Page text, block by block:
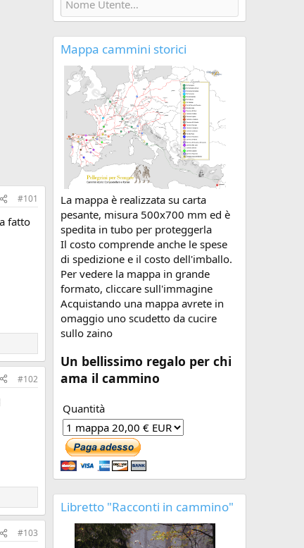
#101
fatto
#102
#103
Mappa cammini storici
La mappa è realizzata su carta
pesante, misura 500x700 mm ed è
spedita in tubo per proteggerla
Il costo comprende anche le spese
di spedizione e il costo dell'imballo.
Per vedere la mappa in grande
formato, cliccare sull'immagine
Acquistando una mappa avrete in
omaggio uno scudetto da cucire
sullo zaino
Un bellissimo regalo per chi
ama il cammino
Quantità
Libretto "Racconti in cammino"